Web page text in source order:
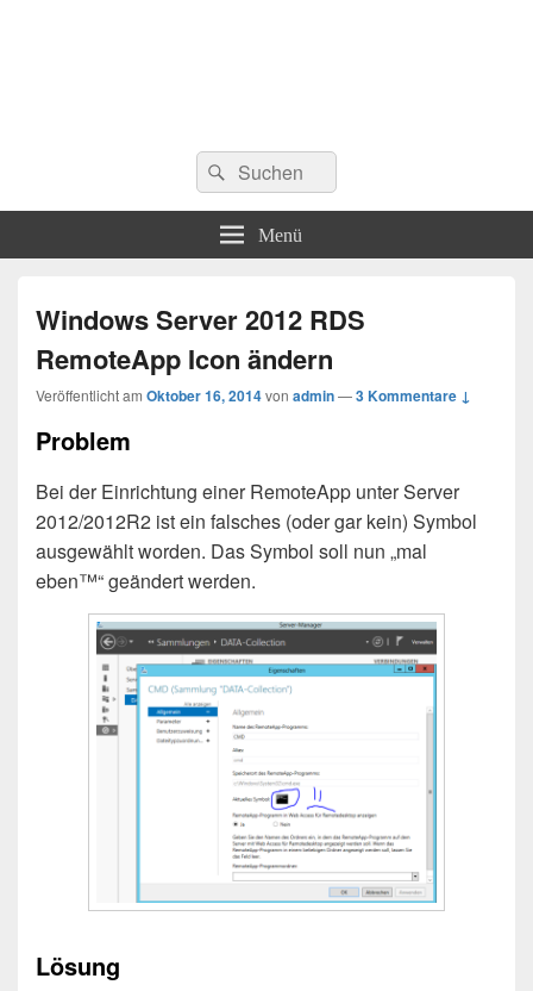
Suchen
nach:
Suchen
Menü
Windows Server 2012 RDS
RemoteApp Icon ändern
Veröffentlicht am Oktober 16, 2014von admin—3 Kommentare ↓
Problem
Bei der Einrichtung einer RemoteApp unter Server
2012/2012R2 ist ein falsches (oder gar kein) Symbol
ausgewählt worden. Das Symbol soll nun „mal
eben™“ geändert werden.
Lösung